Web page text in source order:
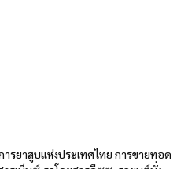
รยาสูบแห่งประเทศไทย การขายทอด